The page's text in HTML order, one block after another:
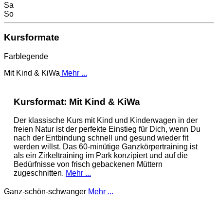
Sa
So
Kursformate
Farblegende
Mit Kind & KiWa Mehr ...
Kursformat: Mit Kind & KiWa
Der klassische Kurs mit Kind und Kinderwagen in der
freien Natur ist der perfekte Einstieg für Dich, wenn Du
nach der Entbindung schnell und gesund wieder fit
werden willst. Das 60-minütige Ganzkörpertraining ist
als ein Zirkeltraining im Park konzipiert und auf die
Bedürfnisse von frisch gebackenen Müttern
zugeschnitten. Mehr ...
Ganz-schön-schwanger Mehr ...